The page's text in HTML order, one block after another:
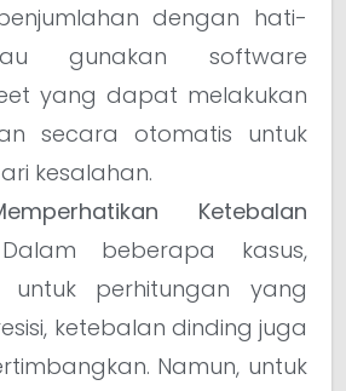
dengan hati-
gunakan software
yang dapat melakukan
secara otomatis untuk
kesalahan.
Ketebalan
beberapa kasus,
untuk perhitungan yang
ketebalan dinding juga
Namun, untuk